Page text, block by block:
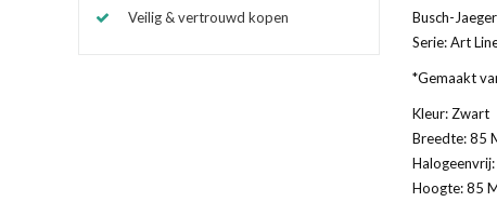
Veilig & vertrouwd kopen
Busch-
Serie: Art
*Gemaakt
Kleur: Zwart
Breedte: 85
Halogeenvrij:
Hoogte: 85